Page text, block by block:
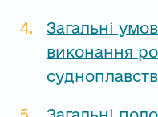
Загальні
виконання